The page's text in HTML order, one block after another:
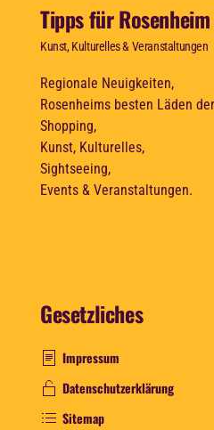
Tipps für Rosenheim
Kunst, Kulturelles & Veranstaltungen
Regionale Neuigkeiten,
Rosenheims besten Läden
Shopping,
Kunst, Kulturelles,
Sightseeing,
Events & Veranstaltungen.
Gesetzliches
Impressum
Datenschutzerklärung
Sitemap